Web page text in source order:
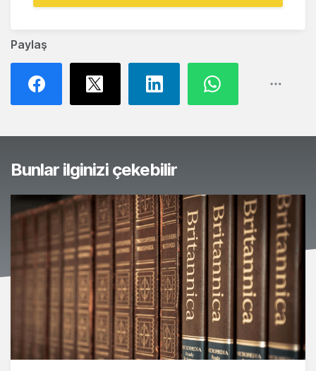
Paylaş
Bunlar ilginizi çekebilir